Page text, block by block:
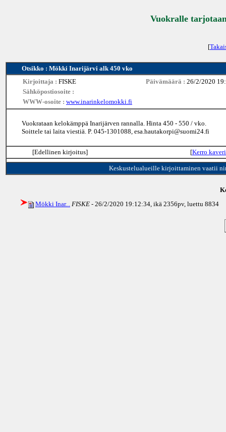
Vuokralle
[
Otsikko : Mökki Inarijärvi alk 450 vko
Kirjoittaja : FISKE Päivämäärä : 26/2/2020
Sähköpostiosoite :
WWW-osoite : www.inarinkelomokki.fi
Vuokrataan kelokämppä Inarijärven rannalla. Hinta 450 - 550 / vko.
Soittele tai laita viestiä. P. 045-1301088, esa.hautakorpi@suomi24.fi
[Edellinen kirjoitus] [Kerro
Keskustelualueille kirjoittaminen vaatii
Mökki Inar... FISKE - 26/2/2020 19:12:34, ikä 2356pv, luettu 8834